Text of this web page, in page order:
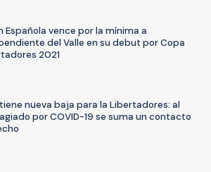
Española vence por la mínima a
del Valle en su debut por Copa
2021
nueva baja para la Libertadores: al
por COVID-19 se suma un contacto